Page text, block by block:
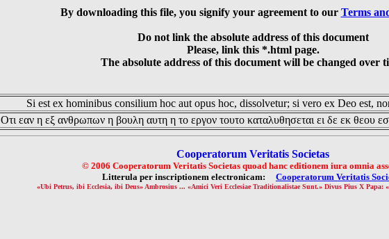
By downloading this file, you signify your agreement to our Terms
Do not link the absolute address of this document
Please, link this *.html page.
The absolute address of this document will be changed over
Si est ex hominibus consilium hoc aut opus hoc, dissolvetur; si vero ex Deo est,
Οτι εαν η εξ ανθρωπων η βουλη αυτη η το εργον τουτο καταλυθησεται ει δε εκ θεου
Cooperatorum Veritatis Societas
© 2006 Cooperatorum Veritatis Societas quoad hanc editionem iura omnia
Litterula per inscriptionem electronicam: Cooperatorum Veritatis
«Ubi Petrus, ibi Ecclesia, ibi Deus» Ambrosius ... «Amici Veri Ecclesiae Traditionalistae Sunt.» Divus Pius X Papa: «